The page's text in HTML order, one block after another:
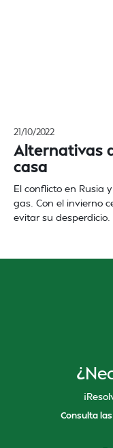
21/10/2022
Alternativas
casa
El conflicto en Rusia
gas. Con el invierno
evitar su desperdicio.
Consulta las